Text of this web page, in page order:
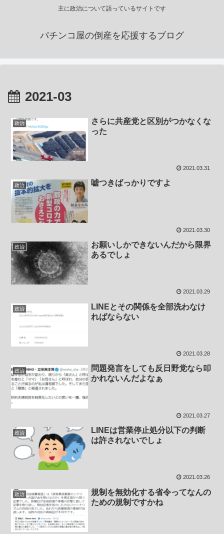
主に政治について語っているサイトです
パチンコ屋の倒産を応援するブログ
2021-03
政治
さらに共産党と区別がつかなくな
った
2021.03.31
政治 嘘つきばっかりですよ
2021.03.30
政治
お願いしかできないんだから限界
あるでしょ
2021.03.29
政治
LINEとその関係を全部洗わなけ
ればならない
2021.03.28
政治
問題発言をしても反日野党なら叩
かれないんだよなぁ
2021.03.27
政治
LINEは営業停止処分以下の判断
は許されないでしょ
2021.03.26
政治
規制を無効化する省令ってなんの
ための規制ですかね